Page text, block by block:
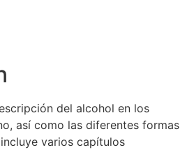
del alcohol en los
así como las diferentes formas
varios capítulos